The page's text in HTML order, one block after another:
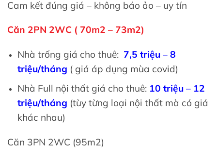
Cam kết đúng giá – không báo ảo – uy tín
Căn 2PN 2WC ( 70m2 – 73m2)
Nhà trống giá cho thuê: 7,5 triệu – 8
triệu/tháng ( giá áp dụng mùa covid)
Nhà Full nội thất giá cho thuê: 10 triệu – 12
triệu/tháng (tùy từng loại nội thất mà có giá
khác nhau)
Căn 3PN 2WC (95m2)